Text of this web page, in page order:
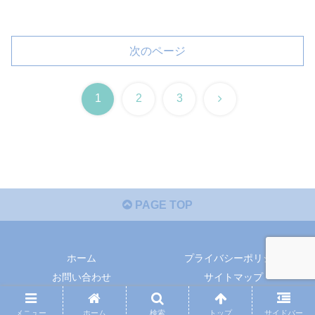
次のページ
1 2 3 次
PAGE TOP
ホーム
プライバシーポリシー
お問い合わせ
サイトマップ
Copyright © 2020-2026 ザイタクの心得 All Rights Reserved.
メニュー ホーム 検索 トップ サイドバー